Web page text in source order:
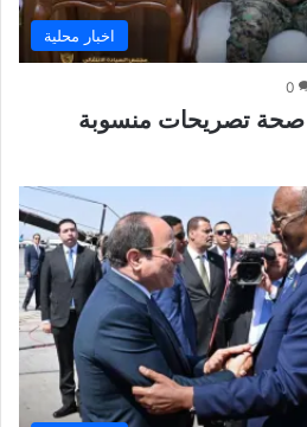
اخبار محلية
0
صحة تصريحات منسوبة